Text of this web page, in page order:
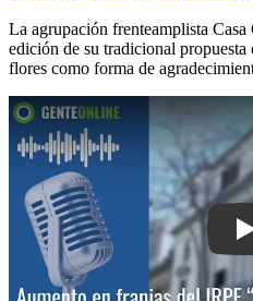
La agrupación frenteamplista
edición de su tradicional
flores como forma de